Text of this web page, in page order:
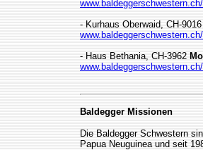
- Kurhaus Oberwaid, CH-9016
- Haus Bethania, CH-3962
Baldegger Missionen
Die Baldegger Schwestern
Papua Neuguinea und seit